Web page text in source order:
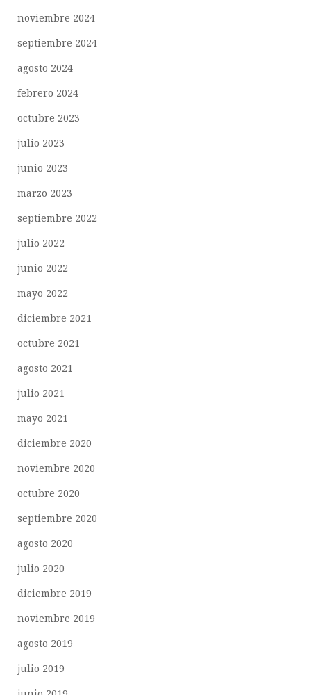
noviembre 2024
septiembre 2024
agosto 2024
febrero 2024
octubre 2023
julio 2023
junio 2023
marzo 2023
septiembre 2022
julio 2022
junio 2022
mayo 2022
diciembre 2021
octubre 2021
agosto 2021
julio 2021
mayo 2021
diciembre 2020
noviembre 2020
octubre 2020
septiembre 2020
agosto 2020
julio 2020
diciembre 2019
noviembre 2019
agosto 2019
julio 2019